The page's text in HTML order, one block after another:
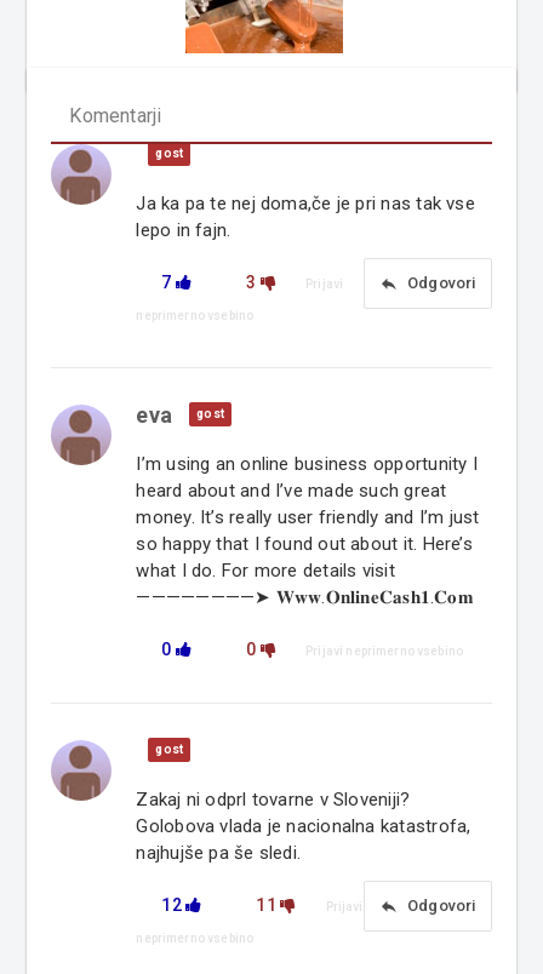
Komentarji
gost
Ja ka pa te nej doma,če je pri nas tak vse
lepo in fajn.
7 3 reply Odgovori
Prijavi
neprimerno vsebino
eva gost
I’m using an online business opportunity I
heard about and I’ve made such great
money. It’s really user friendly and I’m just
so happy that I found out about it. Here’s
what I do. For more details visit
————————➤ 𝐖𝐰𝐰.𝐎𝐧𝐥𝐢𝐧𝐞𝐂𝐚𝐬𝐡𝟏.𝐂𝐨𝐦
0 0 Prijavi neprimerno vsebino
gost
Zakaj ni odprl tovarne v Sloveniji?
Golobova vlada je nacionalna katastrofa,
najhujše pa še sledi.
12 11 reply Odgovori
Prijavi
neprimerno vsebino